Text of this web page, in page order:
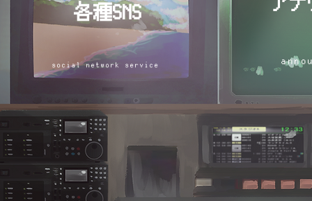
各種SNS
​social network service